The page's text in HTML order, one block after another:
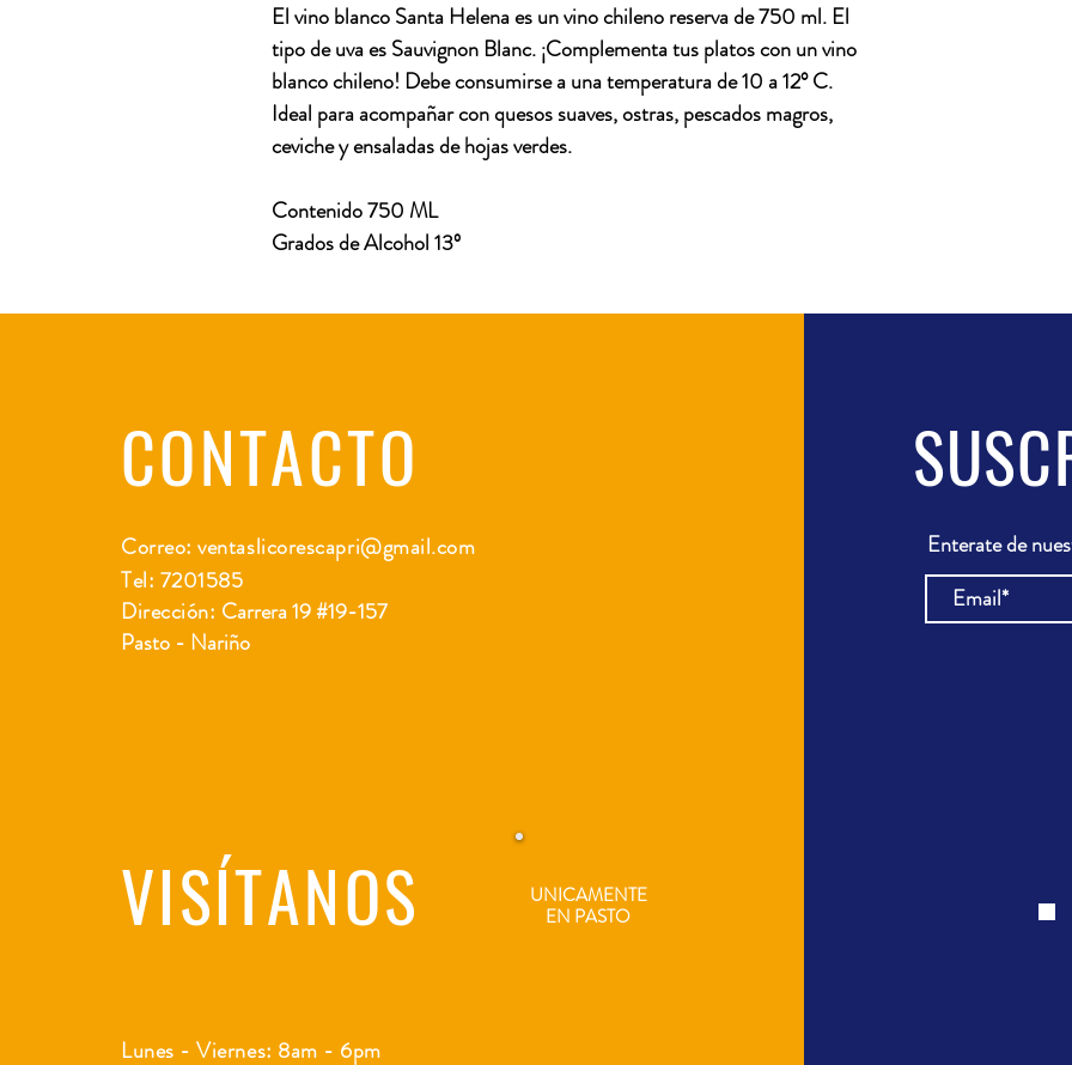
El vino blanco Santa Helena es un vino chileno reserva de 750 ml. El
tipo de uva es Sauvignon Blanc. ¡Complementa tus platos con un vino
blanco chileno! Debe consumirse a una temperatura de 10 a 12° C.
Ideal para acompañar con quesos suaves, ostras, pescados magros,
ceviche y ensaladas de hojas verdes.
Contenido 750 ML
Grados de Alcohol 13º
CONTACTO
Correo:ventaslicorescapri@gmail.com
Tel: 7201585
Dirección: Carrera 19 #19-157
Pasto - Nariño
Enterate de
VISÍTANOS
UNICAMENTE
EN PASTO
Lunes - Viernes: 8am - 6pm